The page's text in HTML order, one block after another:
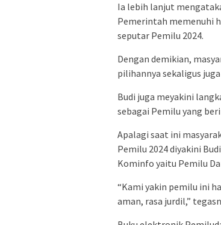
Ia lebih lanjut
Pemerintah memenuhi
seputar Pemilu 2024.
Dengan demikian,
pilihannya sekaligus
Budi juga meyakini
sebagai Pemilu yang
Apalagi saat ini
Pemilu 2024 diyakini
Kominfo yaitu Pemilu
“Kami yakin pemilu ini
aman, rasa jurdil,”